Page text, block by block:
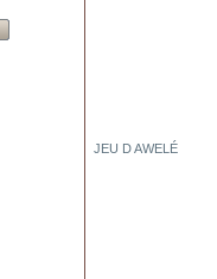
JEU D AWELÉ